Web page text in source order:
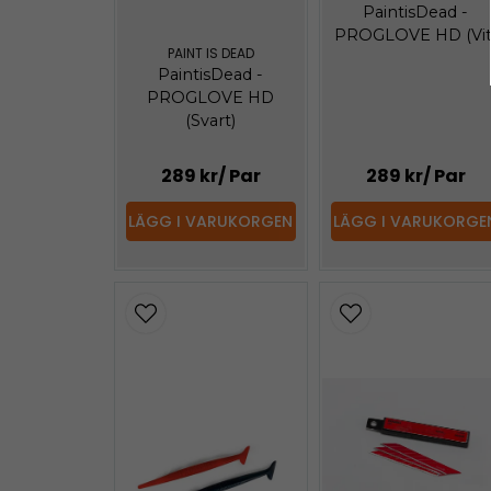
PAINT IS DEAD
PaintisDead -
PROGLOVE HD
(Svart)
289 kr/ Par
LÄGG I VARUKORGEN
PaintisDead -
PROGLOVE HD
289 kr/ Par
LÄGG I